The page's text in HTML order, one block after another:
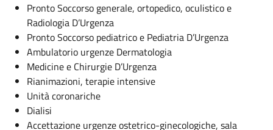
Pronto Soccorso generale, ortopedico, oculistico e
Radiologia D’Urgenza
Pronto Soccorso pediatrico e Pediatria D’Urgenza
Ambulatorio urgenze Dermatologia
Medicine e Chirurgie D’Urgenza
Rianimazioni, terapie intensive
Unità coronariche
Dialisi
Accettazione urgenze ostetrico-ginecologiche, sala